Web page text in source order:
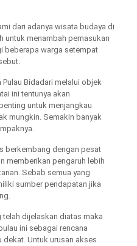
dari adanya wisata budaya di
untuk menambah pemasukan
beberapa warga setempat
Bidadari melalui objek
ini tentunya akan
untuk menjangkau
mungkin. Semakin banyak
berkembang dengan pesat
memberikan pengaruh lebih
Sebab semua yang
sumber pendapatan jika
dijelaskan diatas maka
ini sebagai rencana
Untuk urusan akses